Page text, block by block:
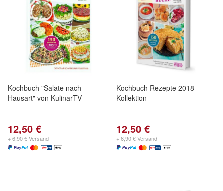
Kochbuch "Salate nach
Hausart" von KulinarTV
12,50 €
+ 6,90 € Versand
Kochbuch Rezepte 2018
Kollektion
12,50 €
+ 6,90 € Versand